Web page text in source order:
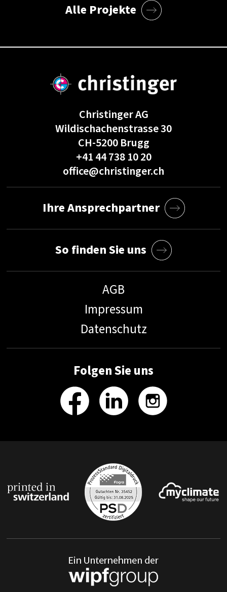
Alle Projekte
Christinger AG
Wildischachenstrasse 30
CH-5200 Brugg
+41 44 738 10 20
office@christinger.ch
AGB
Impressum
Datenschutz
Folgen Sie uns
Ihre Ansprechpartner
So finden Sie uns